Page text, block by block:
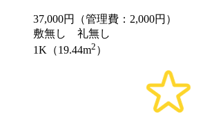
37,000円（管理費：2,000円）
敷無し 礼無し
1K（19.44m2 ）